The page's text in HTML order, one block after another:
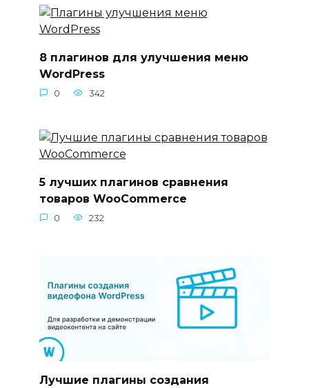
8 плагинов для улучшения меню
WordPress
0 342
5 лучших плагинов сравнения
товаров WooCommerce
0 232
Лучшие плагины создания